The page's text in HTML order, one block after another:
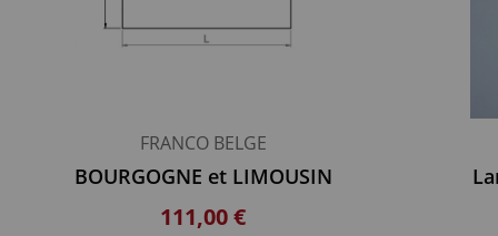
FRANCO BELGE
BOURGOGNE et LIMOUSIN
111,00 €